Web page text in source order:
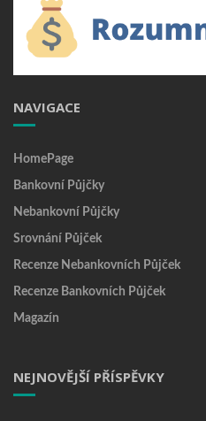
NAVIGACE
HomePage
Bankovní Půjčky
Nebankovní Půjčky
Srovnání Půjček
Recenze Nebankovních Půjček
Recenze Bankovních Půjček
Magazín
NEJNOVĚJŠÍ PŘÍSPĚVKY